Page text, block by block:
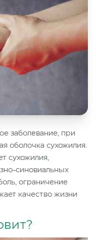
заболевание, при
оболочка сухожилия.
сухожилия,
синовиальных
ограничение
качество жизни